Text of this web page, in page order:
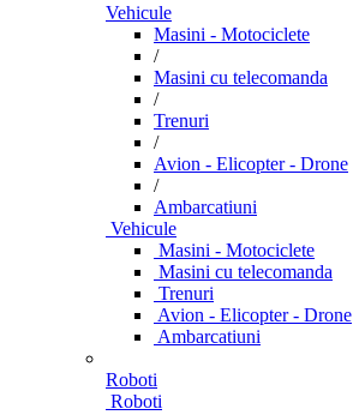
Vehicule
Masini - Motociclete
/
Masini cu telecomanda
/
Trenuri
/
Avion - Elicopter - Drone
/
Ambarcatiuni
Vehicule
Masini - Motociclete
Masini cu telecomanda
Trenuri
Avion - Elicopter - Drone
Ambarcatiuni
Roboti
Roboti